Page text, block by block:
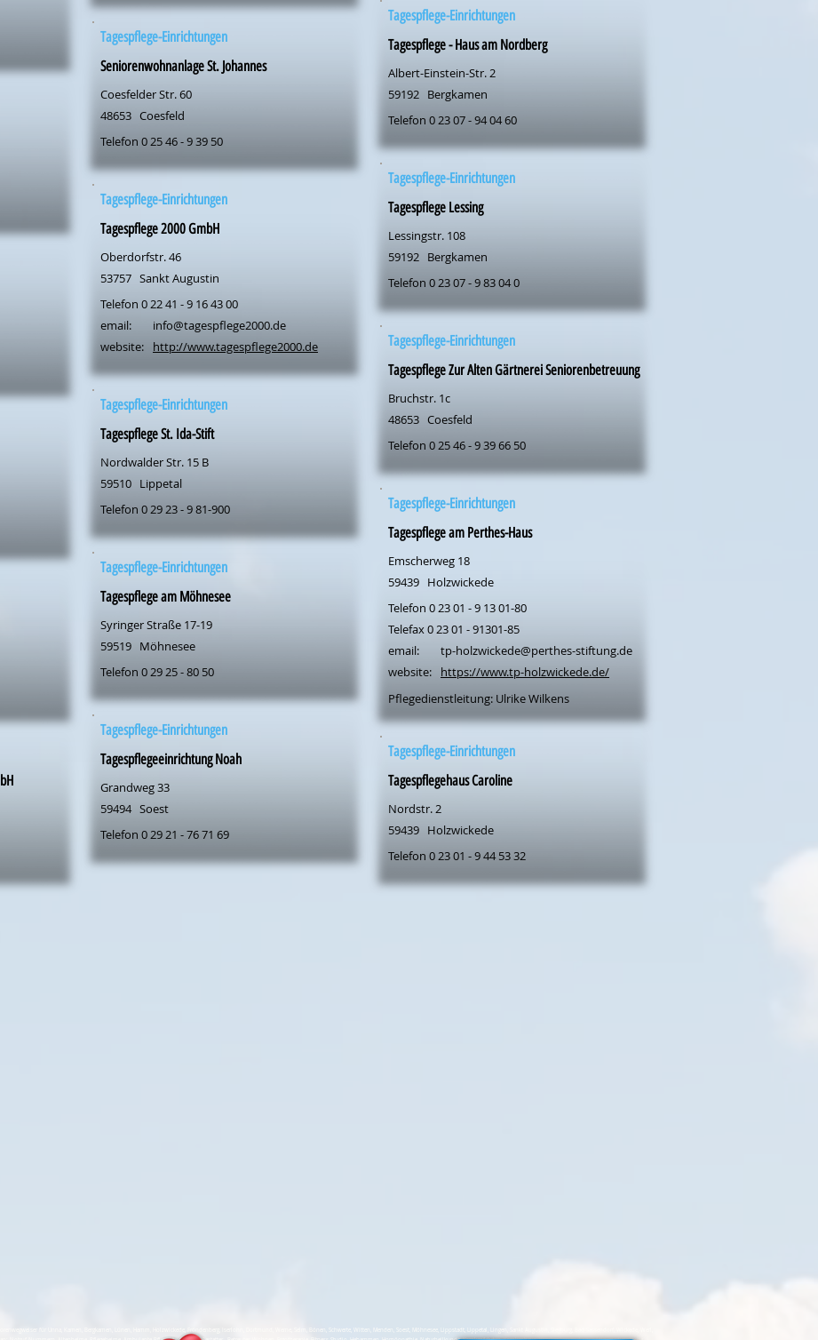
Tagespflege-Einrichtungen
Seniorenwohnanlage St. Johannes
Coesfelder Str. 60
48653 Coesfeld
Telefon 0 25 46 - 9 39 50
Tagespflege-Einrichtungen
Tagespflege 2000 GmbH
Oberdorfstr. 46
53757 Sankt Augustin
Telefon 0 22 41 - 9 16 43 00
email:
website:
info@tagespflege2000.de
http://www.tagespflege2000.de
Tagespflege-Einrichtungen
Tagespflege St. Ida-Stift
Nordwalder Str. 15 B
59510 Lippetal
Telefon 0 29 23 - 9 81-900
Tagespflege-Einrichtungen
Tagespflege am Möhnesee
Syringer Straße 17-19
59519 Möhnesee
Telefon 0 29 25 - 80 50
Tagespflege-Einrichtungen
Tagespflegeeinrichtung Noah
Grandweg 33
59494 Soest
Telefon 0 29 21 - 76 71 69
Tagespflege-Einrichtungen
Tagespflege - Haus am Nordberg
Albert-Einstein-Str. 2
59192 Bergkamen
Telefon 0 23 07 - 94 04 60
Tagespflege-Einrichtungen
Tagespflege Lessing
Lessingstr. 108
59192 Bergkamen
Telefon 0 23 07 - 9 83 04 0
Tagespflege-Einrichtungen
Tagespflege Zur Alten Gärtnerei Seniorenbetreuung
Bruchstr. 1c
48653 Coesfeld
Telefon 0 25 46 - 9 39 66 50
Tagespflege-Einrichtungen
Tagespflege am Perthes-Haus
Emscherweg 18
59439 Holzwickede
Telefon 0 23 01 - 9 13 01-80
Telefax 0 23 01 - 91301-85
email:
website:
tp-holzwickede@perthes-stiftung.de
https://www.tp-holzwickede.de/
Pflegedienstleitung: Ulrike Wilkens
Tagespflege-Einrichtungen
Tagespflegehaus Caroline
Nordstr. 2
59439 Holzwickede
Telefon 0 23 01 - 9 44 53 32
für Unna, Kamen, Bergkamen, Lünen, Hamm, Holzwickede, Fröndenberg, Iserlohn, Dortmund, Werne, Selm, Bönen, Schwerte, Witten, Menden, Soest, Möhnesee, Lippstadt, Lippetal, Lingen, Sankt Augustin, Siegburg, Bad Sassendorf, Wickede, Werl,